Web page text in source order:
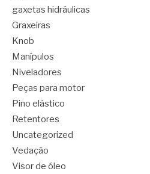
gaxetas hidráulicas
Graxeiras
Knob
Manípulos
Niveladores
Peças para motor
Pino elástico
Retentores
Uncategorized
Vedação
Visor de óleo